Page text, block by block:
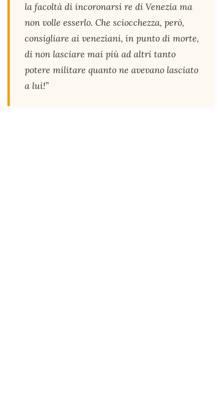
la facoltà di incoronarsi re di Venezia ma
non volle esserlo. Che sciocchezza, però,
consigliare ai veneziani, in punto di morte,
di non lasciare mai più ad altri tanto
potere militare quanto ne avevano lasciato
a lui!”